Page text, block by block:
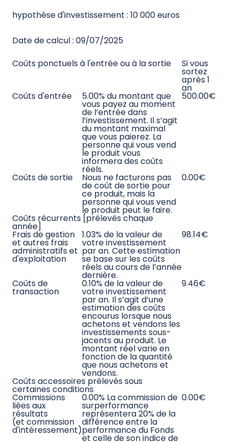
Investissement 10 000 euros
Date de calcul : 30/11/2025
Scénarios
1 an 5 ans
Ce que vous pourriez
obtenir après
déduction des coûts
6
700.00
€
Rendement annuel
moyen
-33.00
%
Ce que vous pourriez
obtenir après
déduction des coûts
8
560.00
€
Rendement annuel
moyen
-14.40
%
-1.00 %
Ce que vous pourriez
obtenir après
déduction des coûts
9
890.00
€
Rendement annuel
moyen
-1.10 %
Scénario
favorable
Ce que vous pourriez
obtenir après
déduction des coûts
11
460.00
€
12
990.00
Rendement annuel
moyen
14.60
%
Scénarios
Scénario de tensions
Ce que vous pourriez obtenir
après déduction des coûts
Rendement
annuel moyen
6 700.00 € 1 an
6 240.00 € 5 ans
Scénario défavorable
Ce que vous pourriez obtenir
après déduction des coûts
Rendement
annuel moyen
8 560.00 € 1 an
9 510.00 € 5 ans
Scénario intermédiaire
Ce que vous pourriez obtenir
après déduction des coûts
Rendement
1 an 9 890.00 €
5 ans 10 970.00 € 5 ans 1.87 %
Scénario favorable
Ce que vous pourriez obtenir
après déduction des coûts
Rendement
annuel moyen
1 an 11 460.00 € 1 an
5 ans 12 990.00 € 5 ans 5.37 %